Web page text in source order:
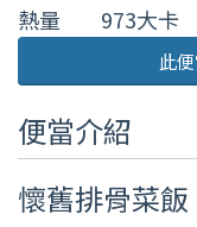
熱量
973大卡
此
便當介紹
懷舊排骨菜飯